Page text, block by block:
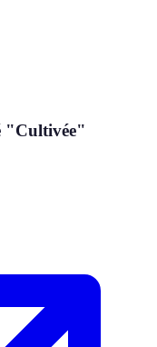
"Cultivée"